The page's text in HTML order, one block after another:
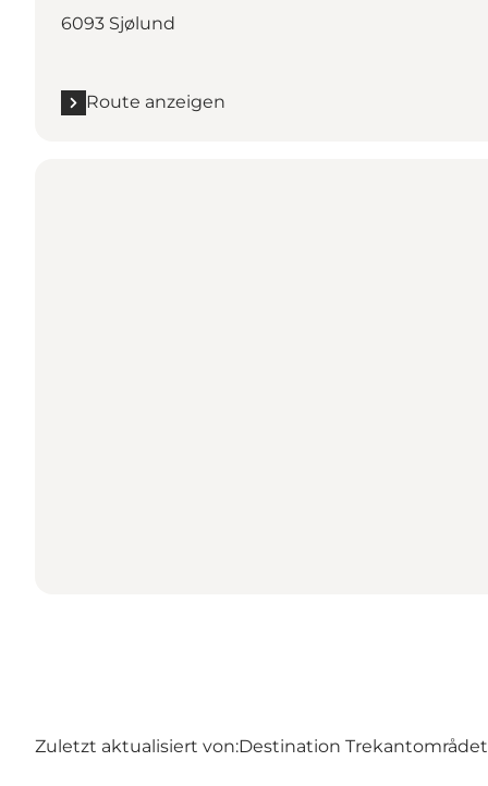
6093 Sjølund
Route anzeigen
Zuletzt aktualisiert von:Destination Trekantområdet